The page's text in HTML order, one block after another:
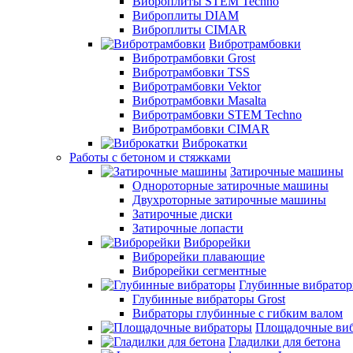
Виброплиты DIAM
Виброплиты CIMAR
Вибротрамбовки
Вибротрамбовки Grost
Вибротрамбовки TSS
Вибротрамбовки Vektor
Вибротрамбовки Masalta
Вибротрамбовки STEM Techno
Вибротрамбовки CIMAR
Виброкатки
Работы с бетоном и стяжками
Затирочные машины
Однороторные затирочные машины
Двухроторные затирочные машины
Затирочные диски
Затирочные лопасти
Виброрейки
Виброрейки плавающие
Виброрейки сегментные
Глубинные
Глубинные вибраторы Grost
Вибраторы глубинные с гибким валом
Площадочные
Гладилки для бетона